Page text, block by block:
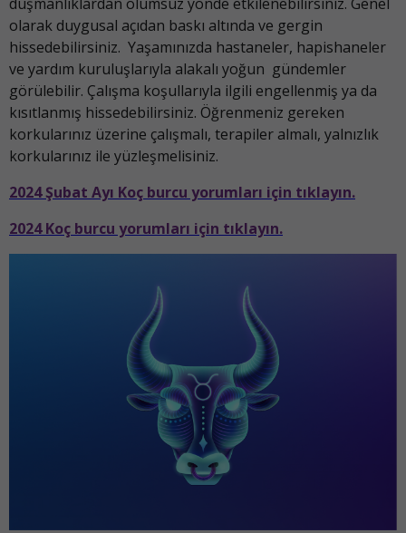
olarak duygusal açıdan baskı altında ve gergin
hissedebilirsiniz. Yaşamınızda hastaneler, hapishaneler
ve yardım kuruluşlarıyla alakalı yoğun gündemler
görülebilir. Çalışma koşullarıyla ilgili engellenmiş ya da
kısıtlanmış hissedebilirsiniz. Öğrenmeniz gereken
korkularınız üzerine çalışmalı, terapiler almalı, yalnızlık
korkularınız ile yüzleşmelisiniz.
2024 Şubat Ayı Koç burcu yorumları için tıklayın.
2024 Koç burcu yorumları için tıklayın.